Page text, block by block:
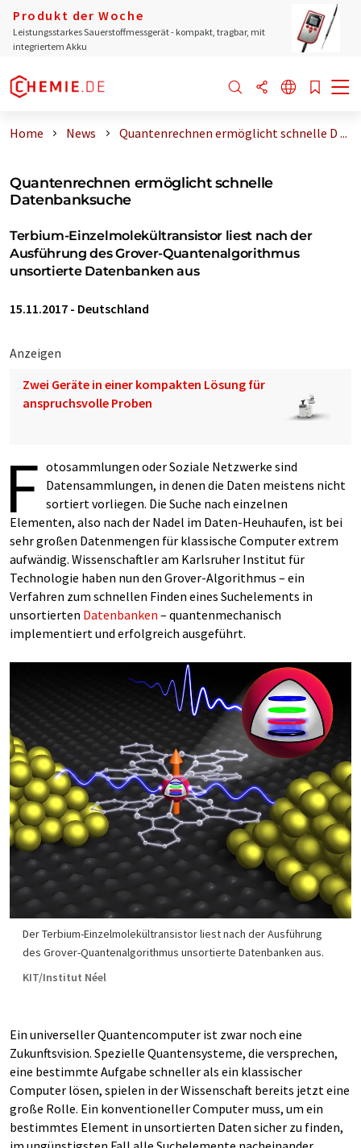
Produkt der Woche
Leistungsstarkes Sauerstoffmessgerät - kompakt, tragbar, mit
integriertem Akku
Home News Quantenrechnen ermöglicht schnelle D ...
Quantenrechnen ermöglicht schnelle
Datenbanksuche
Terbium-Einzelmolekültransistor liest nach der
Ausführung des Grover-Quantenalgorithmus
unsortierte Datenbanken aus
15.11.2017 - Deutschland
Anzeigen
Zwei Geräte in einer kompakten Lösung für
anspruchsvolle Proben
F otosammlungen oder Soziale Netzwerke sind
Datensammlungen, in denen die Daten meistens nicht
sortiert vorliegen. Die Suche nach einzelnen
Elementen, also nach der Nadel im Daten-Heuhaufen, ist bei
sehr großen Datenmengen für klassische Computer extrem
aufwändig. Wissenschaftler am Karlsruher Institut für
Technologie haben nun den Grover-Algorithmus – ein
Verfahren zum schnellen Finden eines Suchelements in
unsortierten Datenbanken – quantenmechanisch
implementiert und erfolgreich ausgeführt.
Der Terbium-Einzelmolekültransistor liest nach der Ausführung
des Grover-Quantenalgorithmus unsortierte Datenbanken aus.
KIT/Institut Néel
Ein universeller Quantencomputer ist zwar noch eine
Zukunftsvision. Spezielle Quantensysteme, die versprechen,
eine bestimmte Aufgabe schneller als ein klassischer
Computer lösen, spielen in der Wissenschaft bereits jetzt eine
große Rolle. Ein konventioneller Computer muss, um ein
bestimmtes Element in unsortierten Daten sicher zu finden,